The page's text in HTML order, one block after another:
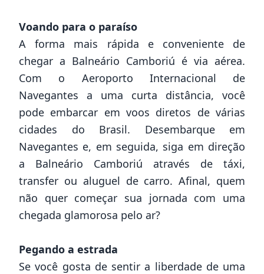
Voando para o paraíso
A forma mais rápida e conveniente de
chegar a Balneário Camboriú é via aérea.
Com o Aeroporto Internacional de
Navegantes a uma curta distância, você
pode embarcar em voos diretos de várias
cidades do Brasil. Desembarque em
Navegantes e, em seguida, siga em direção
a Balneário Camboriú através de táxi,
transfer ou aluguel de carro. Afinal, quem
não quer começar sua jornada com uma
chegada glamorosa pelo ar?
Pegando a estrada
Se você gosta de sentir a liberdade de uma